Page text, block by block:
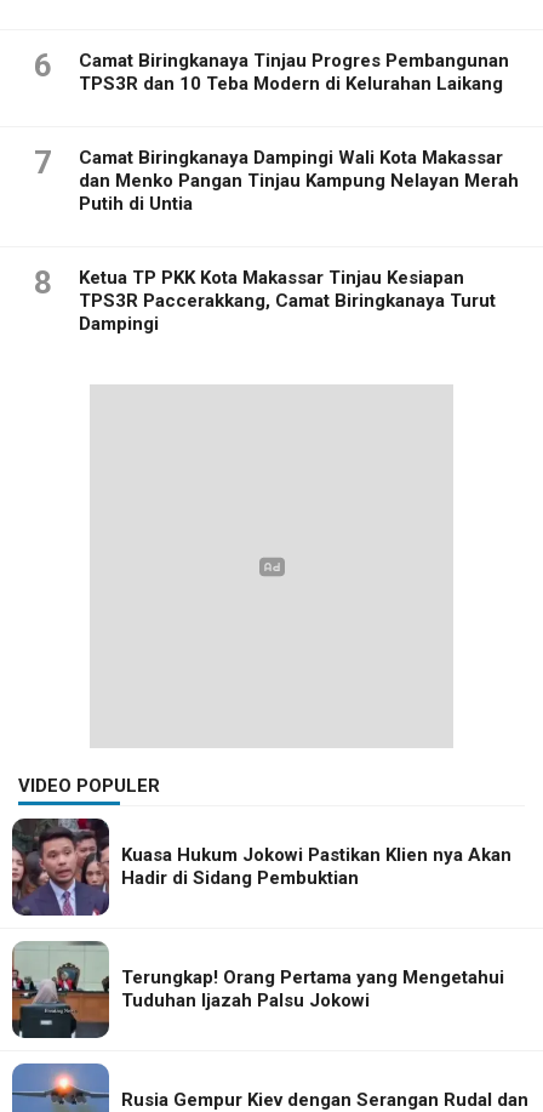
6
Camat Biringkanaya Tinjau Progres Pembangunan
TPS3R dan 10 Teba Modern di Kelurahan Laikang
7
Camat Biringkanaya Dampingi Wali Kota Makassar
dan Menko Pangan Tinjau Kampung Nelayan Merah
Putih di Untia
8
Ketua TP PKK Kota Makassar Tinjau Kesiapan
TPS3R Paccerakkang, Camat Biringkanaya Turut
Dampingi
VIDEO POPULER
Kuasa Hukum Jokowi Pastikan Klien nya Akan
Hadir di Sidang Pembuktian
Terungkap! Orang Pertama yang Mengetahui
Tuduhan Ijazah Palsu Jokowi
Rusia Gempur Kiev dengan Serangan Rudal dan